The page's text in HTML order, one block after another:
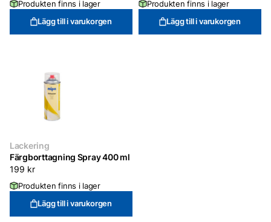
Produkten finns i lager
Lägg till i varukorgen
Produkten finns i lager
Lägg till i varukorgen
Lackering
Färgborttagning Spray 400 ml
199 kr
Produkten finns i lager
Lägg till i varukorgen